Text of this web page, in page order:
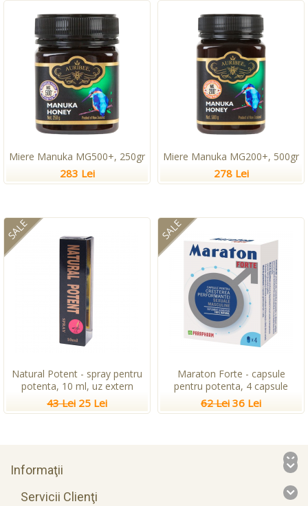
Miere Manuka MG500+, 250gr
283 Lei
Miere Manuka MG200+, 500gr
278 Lei
SALE
Natural Potent - spray pentru
potenta, 10 ml, uz extern
43 Lei 25 Lei
SALE
Maraton Forte - capsule
pentru potenta, 4 capsule
62 Lei 36 Lei
Informaţii
Servicii Clienţi